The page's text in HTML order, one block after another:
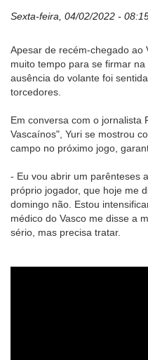
Sexta-feira, 04/02/2022 -
Apesar de recém-chegado ao
muito tempo para se firmar
ausência do volante foi
torcedores.
Em conversa com o jornalista
Vascaínos", Yuri se mostrou
campo no próximo jogo,
- Eu vou abrir um parênteses
próprio jogador, que hoje me
domingo não. Estou
médico do Vasco me disse a
sério, mas precisa tratar.